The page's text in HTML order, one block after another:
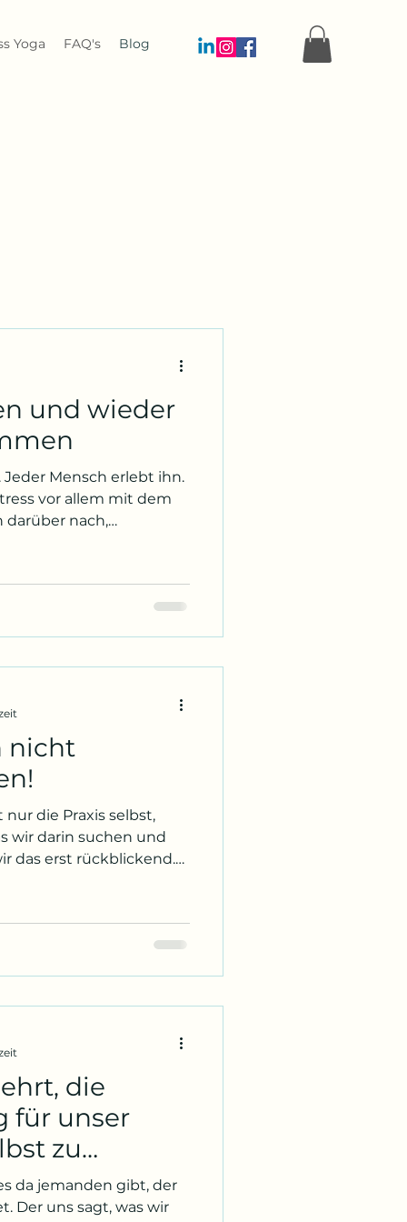
Yoga FAQ's Blog
und wieder
Mensch erlebt ihn.
vor allem mit dem
Unruhe oft bestehen.
Stress ist in erster Linie
hat uns über
nicht
nur die Praxis selbst,
wir darin suchen und
das erst rückblickend.
kommen. Ich
Körper zu spüren,
wie nicht nur das
die
für unser
zu
da jemanden gibt, der
Der uns sagt, was wir